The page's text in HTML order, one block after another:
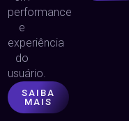
performance
e
experiência
do
usuário.
SAIBA
MAIS